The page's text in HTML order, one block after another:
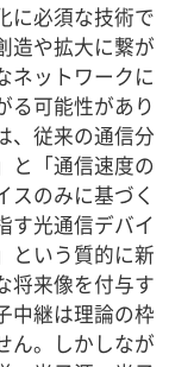
に必須な技術で
造や拡大に繋が
ネットワークに
る可能性があり
、従来の通信分
と「通信速度の
スのみに基づく
す光通信デバイ
という質的に新
将来像を付与す
中継は理論の枠
ん。しかしなが